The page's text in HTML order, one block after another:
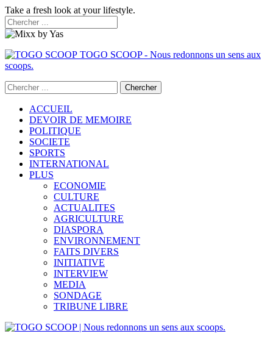
Take a fresh look at your lifestyle.
TOGO SCOOP - Nous redonnons un sens aux
scoops.
ACCUEIL
DEVOIR DE MEMOIRE
POLITIQUE
SOCIETE
SPORTS
INTERNATIONAL
PLUS
ECONOMIE
CULTURE
ACTUALITES
AGRICULTURE
DIASPORA
ENVIRONNEMENT
FAITS DIVERS
INITIATIVE
INTERVIEW
MEDIA
SONDAGE
TRIBUNE LIBRE